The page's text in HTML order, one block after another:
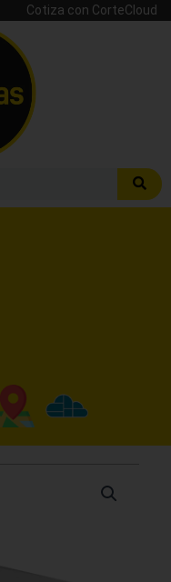
Cotiza con CorteCloud